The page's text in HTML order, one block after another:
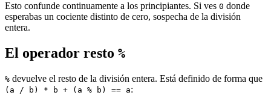
Esto confunde continuamente a los principiantes. Si ves 0 donde
esperabas un cociente distinto de cero, sospecha de la división
entera.
El operador resto %
% devuelve el resto de la división entera. Está definido de forma que
(a / b) * b + (a % b) == a: